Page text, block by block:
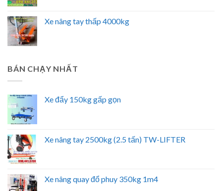
Xe nâng tay thấp 4000kg
BÁN CHẠY NHẤT
Xe đẩy 150kg gấp gọn
Xe nâng tay 2500kg (2.5 tấn) TW-LIFTER
Xe nâng quay đổ phuy 350kg 1m4